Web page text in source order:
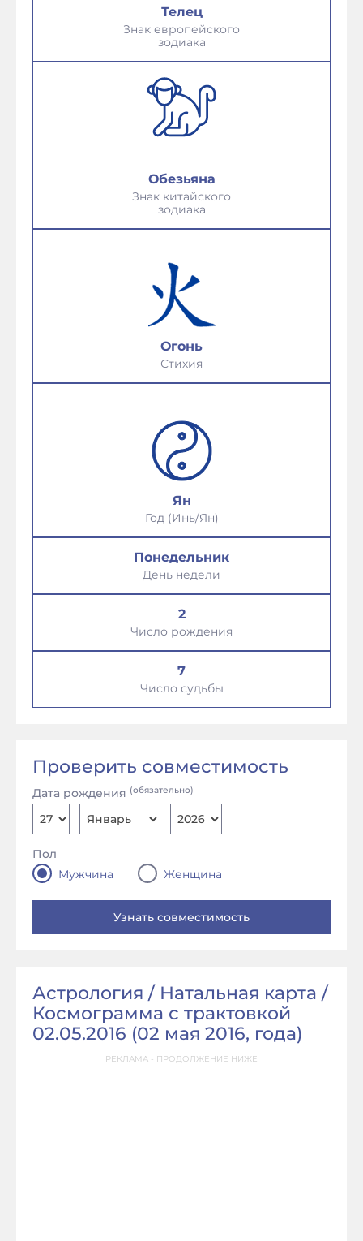
Телец
Знак европейского
зодиака
Обезьяна
Знак китайского
зодиака
Огонь
Стихия
Ян
Год (Инь/Ян)
Понедельник
День недели
2
Число рождения
7
Число судьбы
Проверить совместимость
Дата рождения (обязательно)
Пол
Мужчина
Женщина
Астрология / Натальная карта /
Космограмма с трактовкой
02.05.2016 (02 мая 2016, года)
РЕКЛАМА - ПРОДОЛЖЕНИЕ НИЖЕ